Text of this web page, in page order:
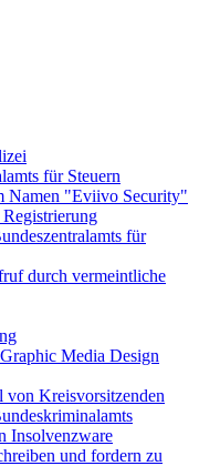
für Steuern
Namen "Eviivo Security"
für
durch vermeintliche
Media Design
von Kreisvorsitzenden
Insolvenzware
und fordern zu